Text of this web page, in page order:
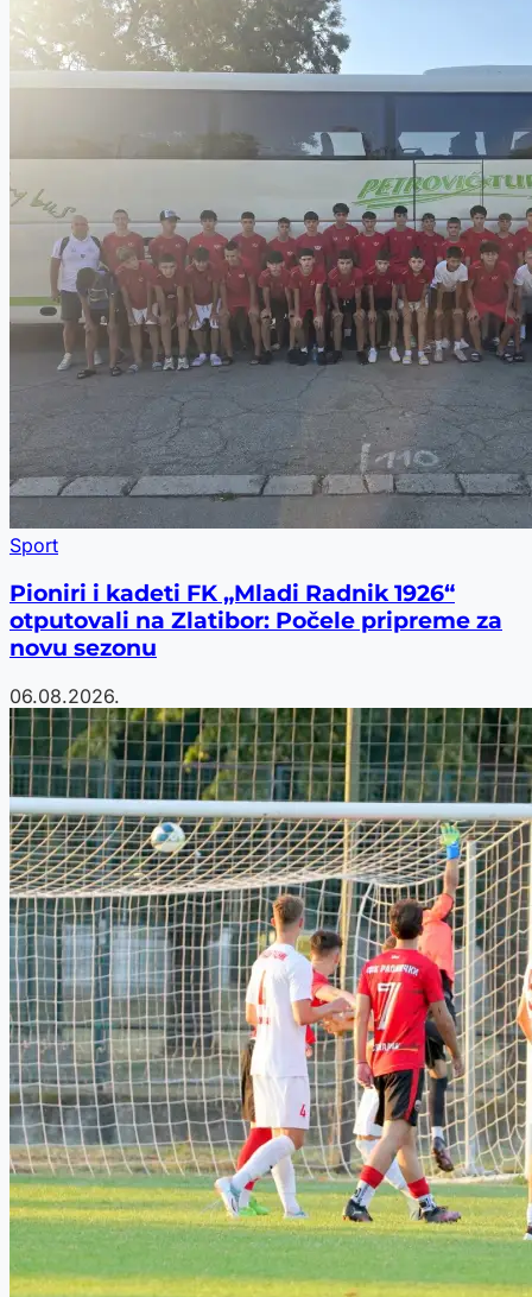
Sport
Pioniri i kadeti FK „Mladi Radnik 1926“
otputovali na Zlatibor: Počele pripreme za
novu sezonu
06.08.2026.